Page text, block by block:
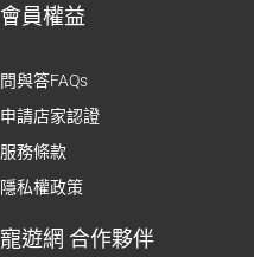
會員權益
問與答FAQs
申請店家認證
服務條款
隱私權政策
寵遊網 合作夥伴